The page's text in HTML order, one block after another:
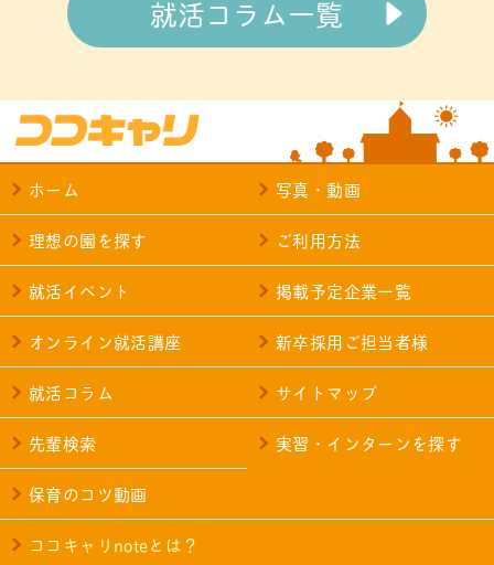
就活コラム一覧
ホーム
理想の園を探す
就活イベント
オンライン就活講座
就活コラム
先輩検索
保育のコツ動画
写真・動画
ご利用方法
掲載予定企業一覧
新卒採用ご担当者様
サイトマップ
実習・インターンを探す
ココキャリnoteとは？